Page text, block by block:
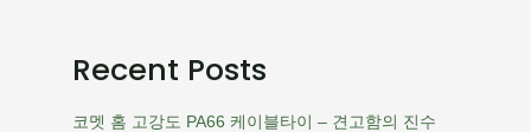
Recent Posts
코멧 홈 고강도 PA66 케이블타이 – 견고함의 진수